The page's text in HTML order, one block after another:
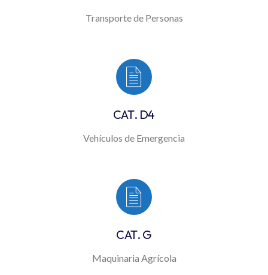
Transporte de Personas
CAT. D4
Vehículos de Emergencia
CAT. G
Maquinaria Agrícola